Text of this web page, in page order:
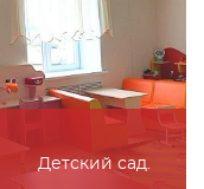
Детский сад.